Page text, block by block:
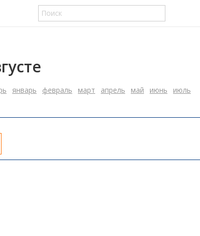
январь февраль март апрель май июнь июль